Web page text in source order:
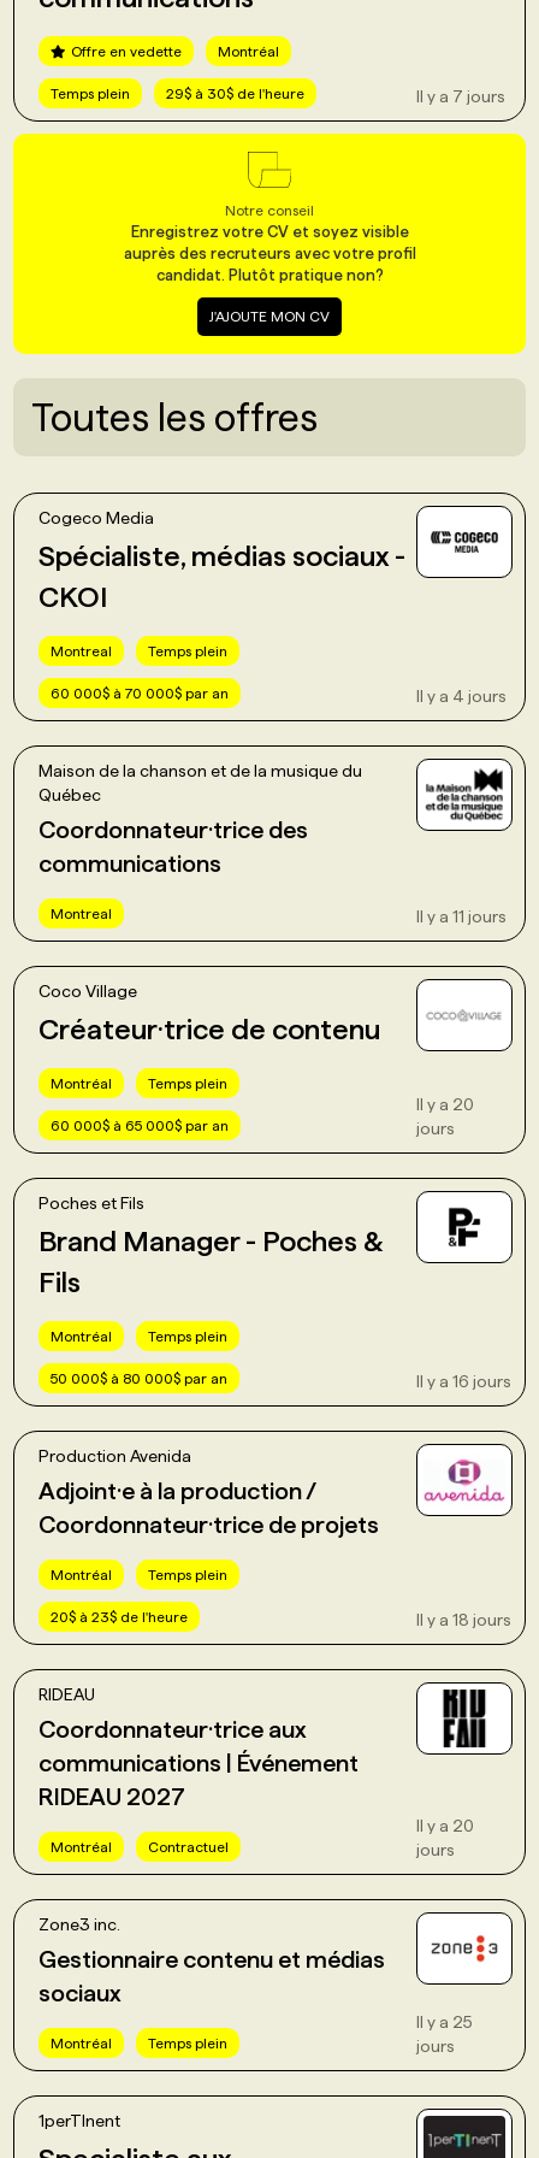
PROGRAMMES DE SUBVENTIONS
FAQ
ANNONCEZ AVEC NOUS
Offre en vedette Montréal
Temps plein 29$ à 30$ de l'heure Il y a 7 jours
Notre conseil
Enregistrez votre CV et soyez visible
auprès des recruteurs avec votre profil
candidat. Plutôt pratique non?
J'AJOUTE MON CV
Toutes les offres
Cogeco Media
Spécialiste, médias sociaux -
CKOI
Montreal Temps plein
60 000$ à 70 000$ par an Il y a 4 jours
Maison de la chanson et de la musique du
Québec
Coordonnateur·trice des
communications
Montreal Il y a 11 jours
Coco Village
Créateur·trice de contenu
Montréal Temps plein
60 000$ à 65 000$ par an
Il y a 20
jours
Poches et Fils
Brand Manager - Poches &
Fils
Montréal Temps plein
50 000$ à 80 000$ par an Il y a 16 jours
Production Avenida
Adjoint·e à la production /
Coordonnateur·trice de projets
Montréal Temps plein
20$ à 23$ de l'heure Il y a 18 jours
RIDEAU
Coordonnateur·trice aux
communications | Événement
RIDEAU 2027
Montréal Contractuel
Il y a 20
jours
Zone3 inc.
Gestionnaire contenu et médias
sociaux
Montréal Temps plein
Il y a 25
jours
1perTInent